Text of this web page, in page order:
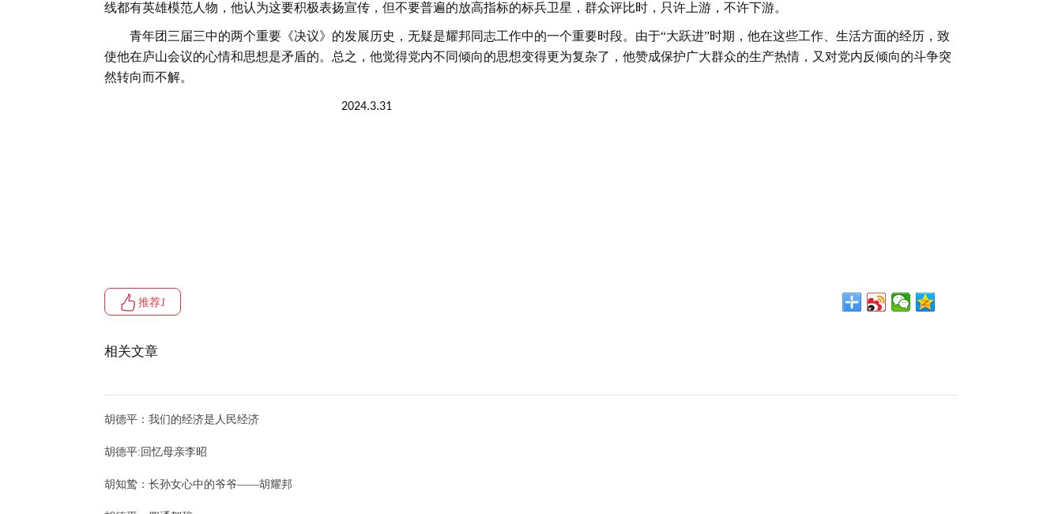
线都有英雄模范人物，他认为这要积极表扬宣传，但不要普遍的放高指标的标兵卫星，群众评比时，只许上游，不许下游。
青年团三届三中的两个重要《决议》的发展历史，无疑是耀邦同志工作中的一个重要时段。由于“大跃进”时期，他在这些工作、生活方面的经历，致
使他在庐山会议的心情和思想是矛盾的。总之，他觉得党内不同倾向的思想变得更为复杂了，他赞成保护广大群众的生产热情，又对党内反倾向的斗争突
然转向而不解。
2024.3.31
推荐1
相关文章
胡德平：我们的经济是人民经济
胡德平:回忆母亲李昭
胡知鸷：长孙女心中的爷爷——胡耀邦